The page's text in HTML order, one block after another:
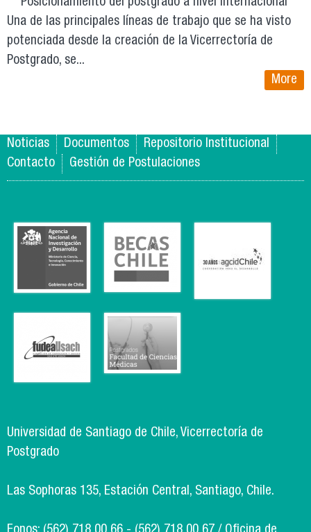
Una de las principales líneas de trabajo que se ha visto
potenciada desde la creación de la Vicerrectoría de
Postgrado, se...
More
Noticias Documentos
Repositorio Institucional
Contacto
Gestión de Postulaciones
Universidad de Santiago de Chile, Vicerrectoría de
Postgrado
Las Sophoras 135, Estación Central, Santiago, Chile.